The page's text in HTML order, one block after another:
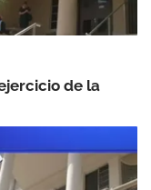
de la